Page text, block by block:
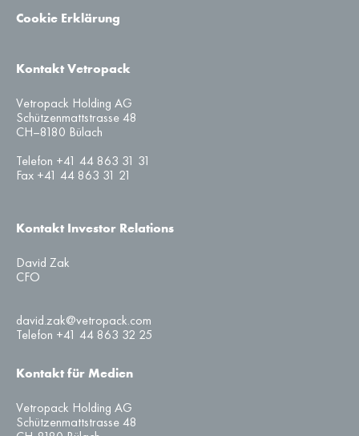
Cookie Erklärung
Kontakt Vetropack
Vetropack Holding AG
Schützenmattstrasse 48
CH–8180 Bülach
Telefon +41 44 863 31 31
Fax +41 44 863 31 21
Kontakt Investor Relations
David Zak
CFO
david.zak@vetropack.com
Telefon +41 44 863 32 25
Kontakt für Medien
Vetropack Holding AG
Schützenmattstrasse 48